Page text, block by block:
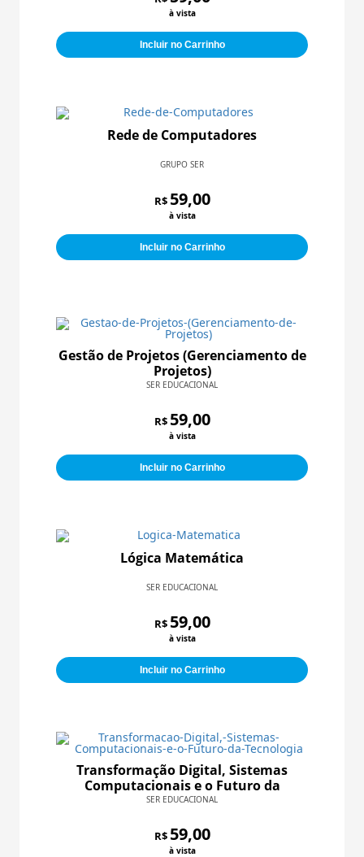
à vista
Incluir no Carrinho
Rede de Computadores
GRUPO SER
R$ 59,00
à vista
Incluir no Carrinho
Gestão de Projetos (Gerenciamento de
Projetos)
SER EDUCACIONAL
R$ 59,00
à vista
Incluir no Carrinho
Lógica Matemática
SER EDUCACIONAL
R$ 59,00
à vista
Incluir no Carrinho
Transformação Digital, Sistemas
Computacionais e o Futuro da
Tecnologia
SER EDUCACIONAL
R$ 59,00
à vista